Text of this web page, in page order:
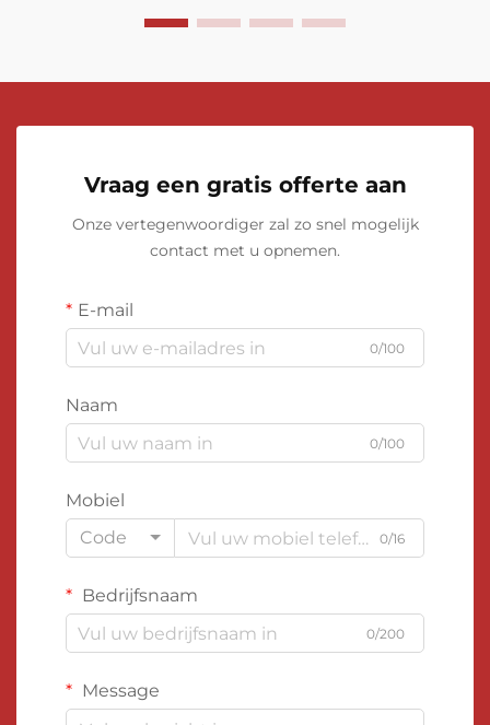
Vraag een gratis offerte aan
Onze vertegenwoordiger zal zo snel mogelijk
contact met u opnemen.
E-mail
0/100
Naam
0/100
Mobiel
Code
0/16
Bedrijfsnaam
0/200
Message